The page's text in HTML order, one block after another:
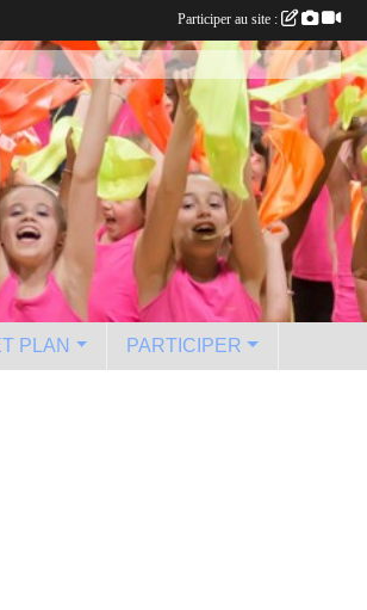
PLAN PARTICIPER
Participer au site :